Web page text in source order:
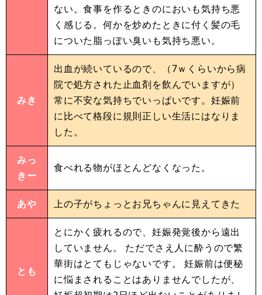
ない。食事を作るときのにおいも気持ち悪
く感じる。何かを炒めたときに付く髪の毛
についた脂っぽい臭いも気持ち悪い。
みき
出血が続いているので、（7ｗくらいから病
院で処方された止血剤を飲んでいますが）
常に不安な気持ちでいっぱいです。妊娠前
に比べて格段に規則正しい生活にはなりま
した。
みっ
きー
食べれる物がほとんどなくなった。
あや 上の子がちょっとお兄ちゃんに見えてきた
とも
とにかく疲れるので、妊娠発覚後から遠出
していません。 ただでさえ人に酔うので繁
華街はとてもじゃないです。 妊娠前は便秘
に悩まされることはありませんでしたが、